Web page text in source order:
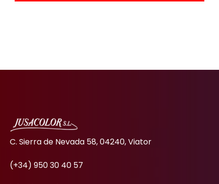
C. Sierra de Nevada 58, 04240, Viator
(+34) 950 30 40 57